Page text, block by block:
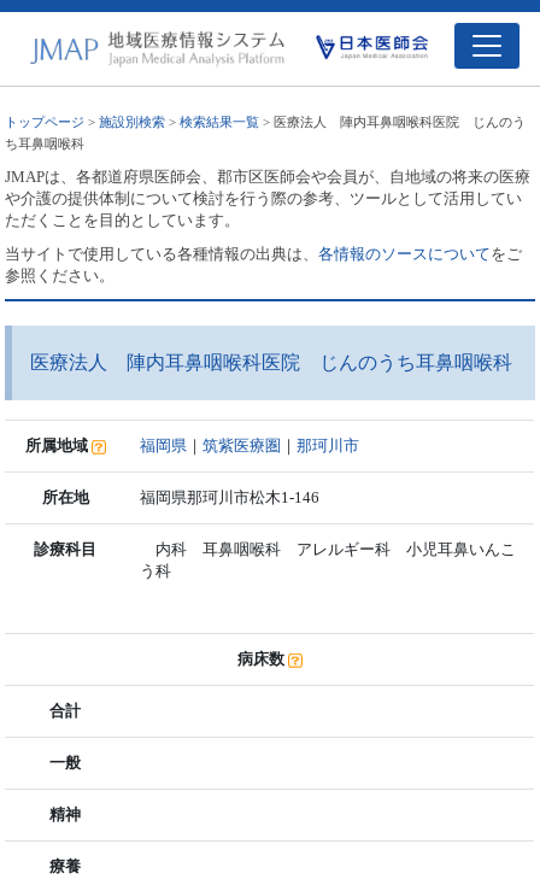
トップページ >施設別検索 >検索結果一覧 > 医療法人 陣内耳鼻咽喉科医院 じんのう
ち耳鼻咽喉科
JMAPは、各都道府県医師会、郡市区医師会や会員が、自地域の将来の医療
や介護の提供体制について検討を行う際の参考、ツールとして活用してい
ただくことを目的としています。
当サイトで使用している各種情報の出典は、各情報のソースについてをご
参照ください。
医療法人 陣内耳鼻咽喉科医院 じんのうち耳鼻咽喉科
所属地域 福岡県 ｜筑紫医療圏 ｜那珂川市
所在地 福岡県那珂川市松木1-146
診療科目
内科 耳鼻咽喉科 アレルギー科 小児耳鼻いんこ
う科
病床数
合計
一般
精神
療養